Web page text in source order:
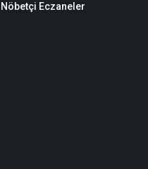
Nöbetçi Eczaneler